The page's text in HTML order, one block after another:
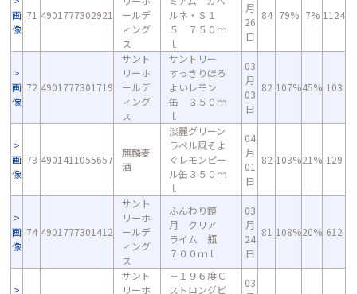
画
像
71 4901777302921
ールデ
ィング
ス
ルネ・Ｓ１
５ ７５０ｍ
ｌ
月
26
日
84 79% 7% 1124
画
像
72 4901777301719
サント
リーホ
ールデ
ィング
ス
サントリー
すっきりほろ
よいレモン
缶 ３５０ｍ
ｌ
03
月
03
日
82 107%45% 103
画
像
73 4901411055657
麒麟麦
酒
淡麗グリーン
ラベル風そよ
ぐレモンピー
ル缶３５０ｍ
ｌ
04
月
01
日
82 103%21% 129
画
像
74 4901777301412
サント
リーホ
ールデ
ィング
ス
ふんわり鏡
月 クリア
ライム 瓶
７００ｍｌ
03
月
24
日
81 108%20% 612
サント
リーホ
－１９６度Ｃ
ストロングビ
03